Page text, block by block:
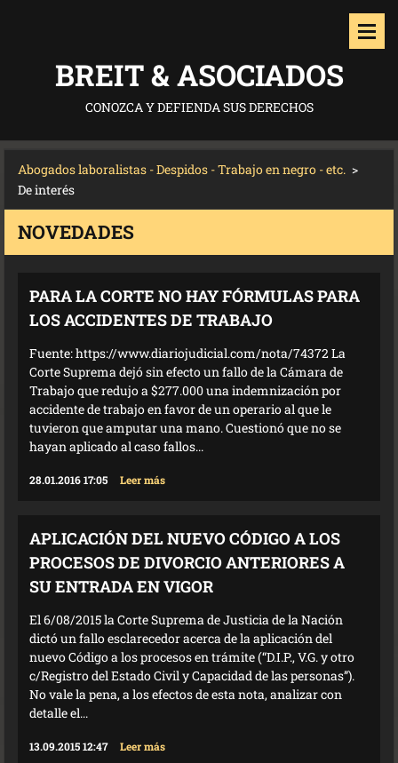
BREIT & ASOCIADOS
CONOZCA Y DEFIENDA SUS DERECHOS
Abogados laboralistas - Despidos - Trabajo en negro - etc. >
De interés
NOVEDADES
PARA LA CORTE NO HAY FÓRMULAS PARA
LOS ACCIDENTES DE TRABAJO
Fuente: https://www.diariojudicial.com/nota/74372 La
Corte Suprema dejó sin efecto un fallo de la Cámara de
Trabajo que redujo a $277.000 una indemnización por
accidente de trabajo en favor de un operario al que le
tuvieron que amputar una mano. Cuestionó que no se
hayan aplicado al caso fallos...
28.01.2016 17:05 Leer más
APLICACIÓN DEL NUEVO CÓDIGO A LOS
PROCESOS DE DIVORCIO ANTERIORES A
SU ENTRADA EN VIGOR
El 6/08/2015 la Corte Suprema de Justicia de la Nación
dictó un fallo esclarecedor acerca de la aplicación del
nuevo Código a los procesos en trámite (“D.I.P., V.G. y otro
c/Registro del Estado Civil y Capacidad de las personas”).
No vale la pena, a los efectos de esta nota, analizar con
detalle el...
13.09.2015 12:47 Leer más